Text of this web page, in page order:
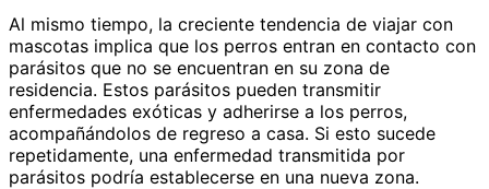
Al mismo tiempo, la creciente tendencia de viajar con
mascotas implica que los perros entran en contacto con
parásitos que no se encuentran en su zona de
residencia. Estos parásitos pueden transmitir
enfermedades exóticas y adherirse a los perros,
acompañándolos de regreso a casa. Si esto sucede
repetidamente, una enfermedad transmitida por
parásitos podría establecerse en una nueva zona.